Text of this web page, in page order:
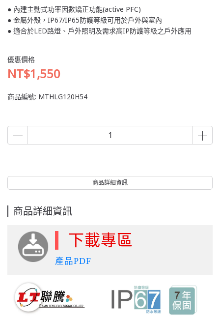
● 內建主動式功率因數矯正功能(active PFC)
● 金屬外殼，IP67/IP65防護等級可用於戶外與室內
● 適合於LED路燈、戶外照明及需求高IP防護等級之戶外應用
優惠價格
NT$1,550
商品編號: MTHLG120H54
商品詳細資訊
商品詳細資訊
下載專區
產品PDF